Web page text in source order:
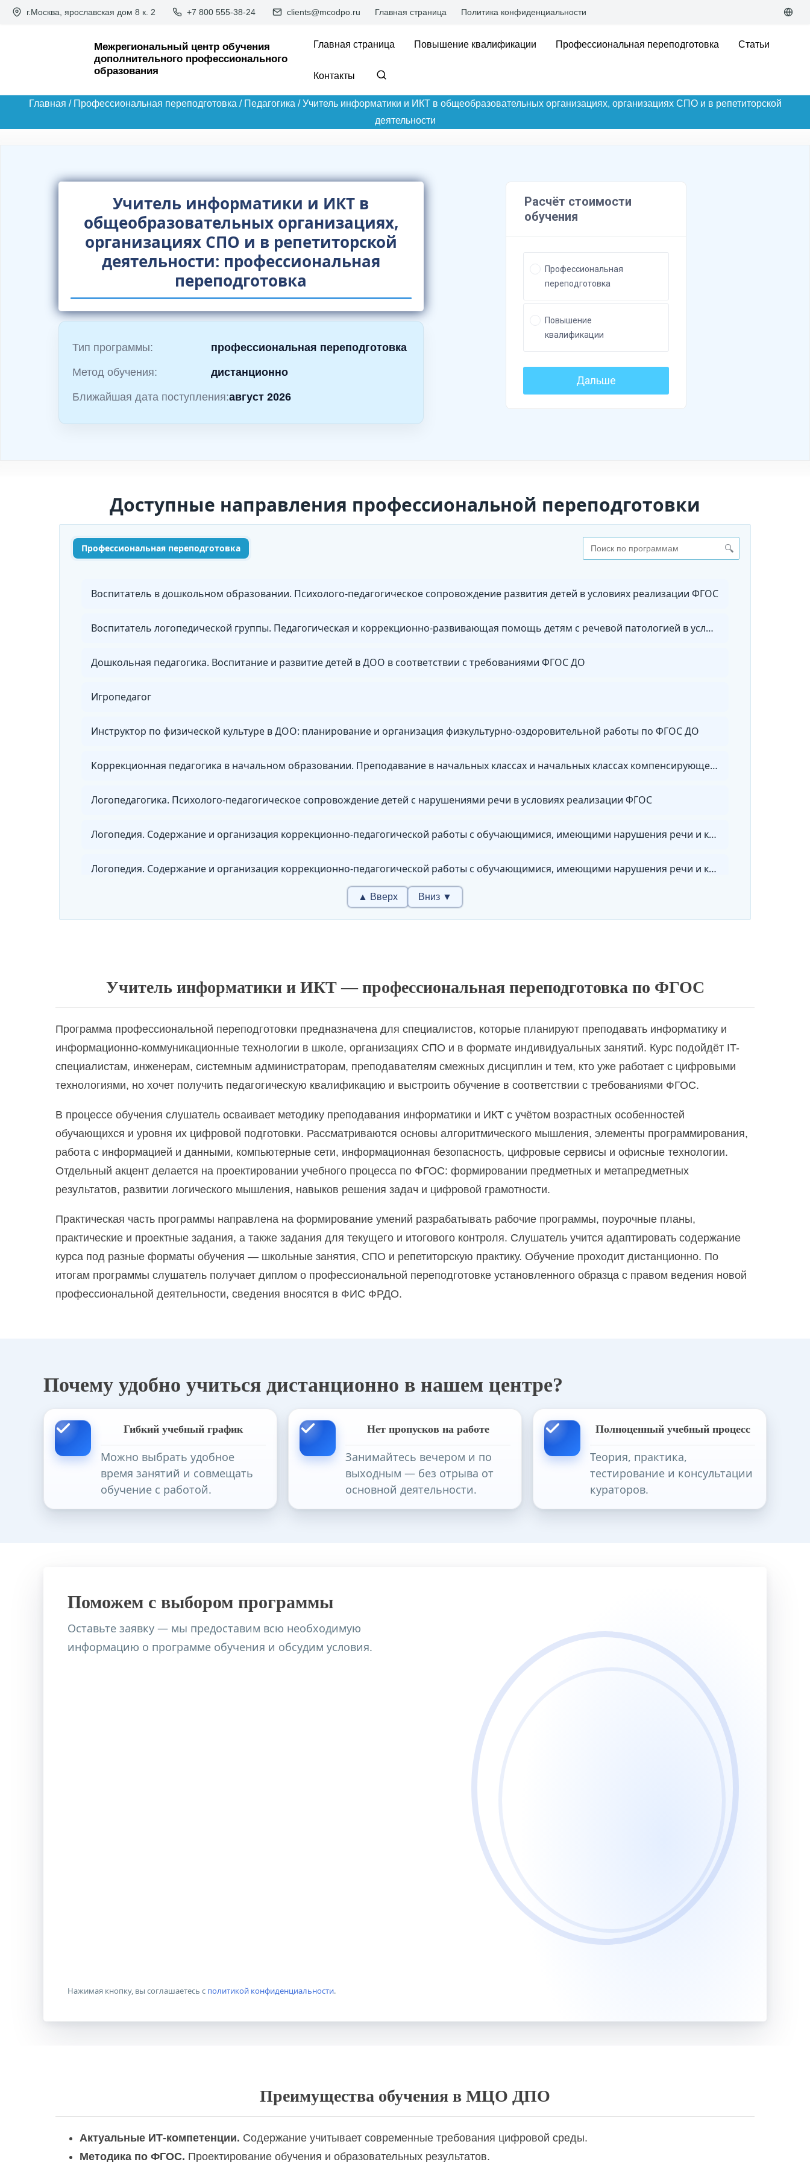
г.Москва, ярославская дом 8 к. 2 +7 800 555-38-24 clients@mcodpo.ru Главная страница Политика конфиденциальности
Межрегиональный центр обучения
дополнительного профессионального
образования
Главная страница Повышение квалификации Профессиональная переподготовка Статьи
Контакты
Главная / Профессиональная переподготовка / Педагогика /Учитель информатики и ИКТ в общеобразовательных организациях, организациях СПО и в репетиторской
деятельности
Учитель информатики и ИКТ в
общеобразовательных организациях,
организациях СПО и в репетиторской
деятельности: профессиональная
переподготовка
Тип программы: профессиональная переподготовка
Метод обучения: дистанционно
Ближайшая дата поступления:август 2026
Доступные направления профессиональной переподготовки
Профессиональная переподготовка 🔍
Воспитатель в дошкольном образовании. Психолого-педагогическое сопровождение развития детей в условиях реализации ФГОС
Воспитатель логопедической группы. Педагогическая и коррекционно-развивающая помощь детям с речевой патологией в условиях реализации ФГОС ДО
Дошкольная педагогика. Воспитание и развитие детей в ДОО в соответствии с требованиями ФГОС ДО
Игропедагог
Инструктор по физической культуре в ДОО: планирование и организация физкультурно-оздоровительной работы по ФГОС ДО
Коррекционная педагогика в начальном образовании. Преподавание в начальных классах и начальных классах компенсирующего и коррекционно-развивающего образования
Логопедагогика. Психолого-педагогическое сопровождение детей с нарушениями речи в условиях реализации ФГОС
Логопедия. Содержание и организация коррекционно-педагогической работы с обучающимися, имеющими нарушения речи и коммуникации, с дополнительной специализацией в области дефектологии
Логопедия. Содержание и организация коррекционно-педагогической работы с обучающимися, имеющими нарушения речи и коммуникации, с дополнительной специализацией в области дошкольной дефектологии
Менеджмент в образовании: обеспечение развития и эффективности деятельности образовательной организации
Олигофренопедагогика. Коррекционно-развивающее обучение детей с нарушениями интеллекта в условиях реализации ФГОС
Организация психолого-педагогических условий развития и поддержки одаренных детей в современном образовательном пространстве
Педагог-организатор. Проектирование и реализация социально-педагогической деятельности в рамках ФГОС
Педагогика и методика дошкольного образования с дополнительной подготовкой в области детской психологии
Педагогика и методика начального образования в рамках реализации ФГОС
Педагогика и методика начального общего и дошкольного образования
Педагогика и психология образования
Преподавание в начальных классах с дополнительной подготовкой в области методики обучения предмету «Математика» с учетом требований ФГОС ООО
Преподавание народных художественных промыслов в дополнительном и общем образовании
Специальное (дефектологическое) образование по направлению «Работа с обучающимися с нарушениями речи и коммуникации»
Учитель английского языка в начальной школе
Учитель биологии в общеобразовательных организациях, организациях СПО и в репетиторской деятельности
Учитель биологии и географии в общеобразовательных организациях, организациях СПО и в репетиторской деятельности
Учитель географии. Технологии проектирования и реализации учебного процесса в основной и средней школе с учетом требований ФГОС
Учитель информатики и ИКТ в общеобразовательных организациях, организациях СПО и в репетиторской деятельности
▲ Вверх Вниз ▼
Учитель информатики и ИКТ — профессиональная переподготовка по ФГОС
Программа профессиональной переподготовки предназначена для специалистов, которые планируют преподавать информатику и
информационно-коммуникационные технологии в школе, организациях СПО и в формате индивидуальных занятий. Курс подойдёт IT-
специалистам, инженерам, системным администраторам, преподавателям смежных дисциплин и тем, кто уже работает с цифровыми
технологиями, но хочет получить педагогическую квалификацию и выстроить обучение в соответствии с требованиями ФГОС.
В процессе обучения слушатель осваивает методику преподавания информатики и ИКТ с учётом возрастных особенностей
обучающихся и уровня их цифровой подготовки. Рассматриваются основы алгоритмического мышления, элементы программирования,
работа с информацией и данными, компьютерные сети, информационная безопасность, цифровые сервисы и офисные технологии.
Отдельный акцент делается на проектировании учебного процесса по ФГОС: формировании предметных и метапредметных
результатов, развитии логического мышления, навыков решения задач и цифровой грамотности.
Практическая часть программы направлена на формирование умений разрабатывать рабочие программы, поурочные планы,
практические и проектные задания, а также задания для текущего и итогового контроля. Слушатель учится адаптировать содержание
курса под разные форматы обучения — школьные занятия, СПО и репетиторскую практику. Обучение проходит дистанционно. По
итогам программы слушатель получает диплом о профессиональной переподготовке установленного образца с правом ведения новой
профессиональной деятельности, сведения вносятся в ФИС ФРДО.
Почему удобно учиться дистанционно в нашем центре?
Гибкий учебный график
Можно выбрать удобное
время занятий и совмещать
обучение с работой.
Нет пропусков на работе
Занимайтесь вечером и по
выходным — без отрыва от
основной деятельности.
Полноценный учебный процесс
Теория, практика,
тестирование и консультации
кураторов.
Поможем с выбором программы
Оставьте заявку — мы предоставим всю необходимую
информацию о программе обучения и обсудим условия.
Нажимая кнопку, вы соглашаетесь с политикой конфиденциальности.
Преимущества обучения в МЦО ДПО
Актуальные ИТ-компетенции. Содержание учитывает современные требования цифровой среды.
Методика по ФГОС. Проектирование обучения и образовательных результатов.